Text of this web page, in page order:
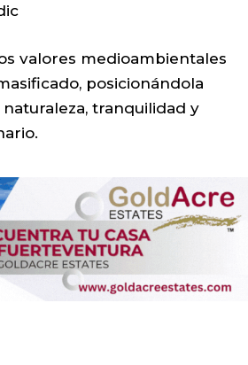
valores medioambientales
posicionándola
tranquilidad y